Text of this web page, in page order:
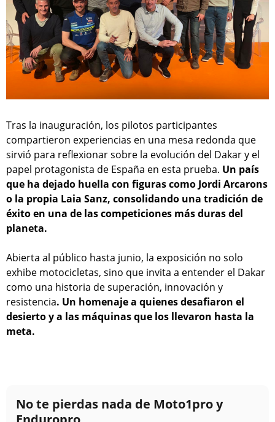
Tras la inauguración, los pilotos participantes
compartieron experiencias en una mesa redonda que
sirvió para reflexionar sobre la evolución del Dakar y el
papel protagonista de España en esta prueba. Un país
que ha dejado huella con figuras como Jordi Arcarons
o la propia Laia Sanz, consolidando una tradición de
éxito en una de las competiciones más duras del
planeta.
Abierta al público hasta junio, la exposición no solo
exhibe motocicletas, sino que invita a entender el Dakar
como una historia de superación, innovación y
resistencia. Un homenaje a quienes desafiaron el
desierto y a las máquinas que los llevaron hasta la
meta.
No te pierdas nada de Moto1pro y